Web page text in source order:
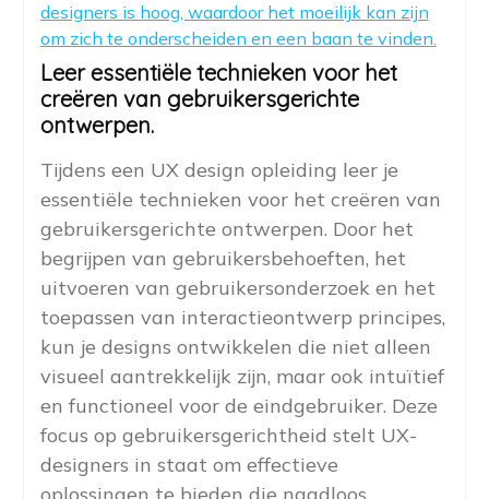
designers is hoog, waardoor het moeilijk kan zijn
om zich te onderscheiden en een baan te vinden.
Leer essentiële technieken voor het
creëren van gebruikersgerichte
ontwerpen.
Tijdens een UX design opleiding leer je
essentiële technieken voor het creëren van
gebruikersgerichte ontwerpen. Door het
begrijpen van gebruikersbehoeften, het
uitvoeren van gebruikersonderzoek en het
toepassen van interactieontwerp principes,
kun je designs ontwikkelen die niet alleen
visueel aantrekkelijk zijn, maar ook intuïtief
en functioneel voor de eindgebruiker. Deze
focus op gebruikersgerichtheid stelt UX-
designers in staat om effectieve